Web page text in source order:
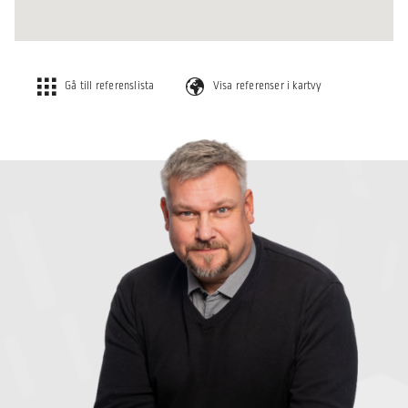
Gå till referenslista Visa referenser i kartvy